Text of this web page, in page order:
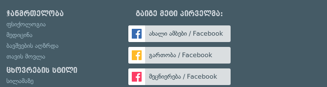
ჯანმრთელობა
ფსიქოლოგია
მედიცინა
ბავშვების აღზრდა
თავის მოვლა
ცხოვრების სტილი
სილამაზე
გაიგე მეტი პირველმა:
ახალი ამბები / Facebook
გართობა / Facebook
მეცნიერება / Facebook